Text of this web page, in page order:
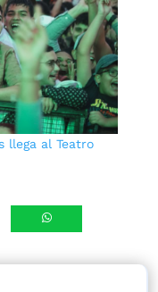
llega al Teatro